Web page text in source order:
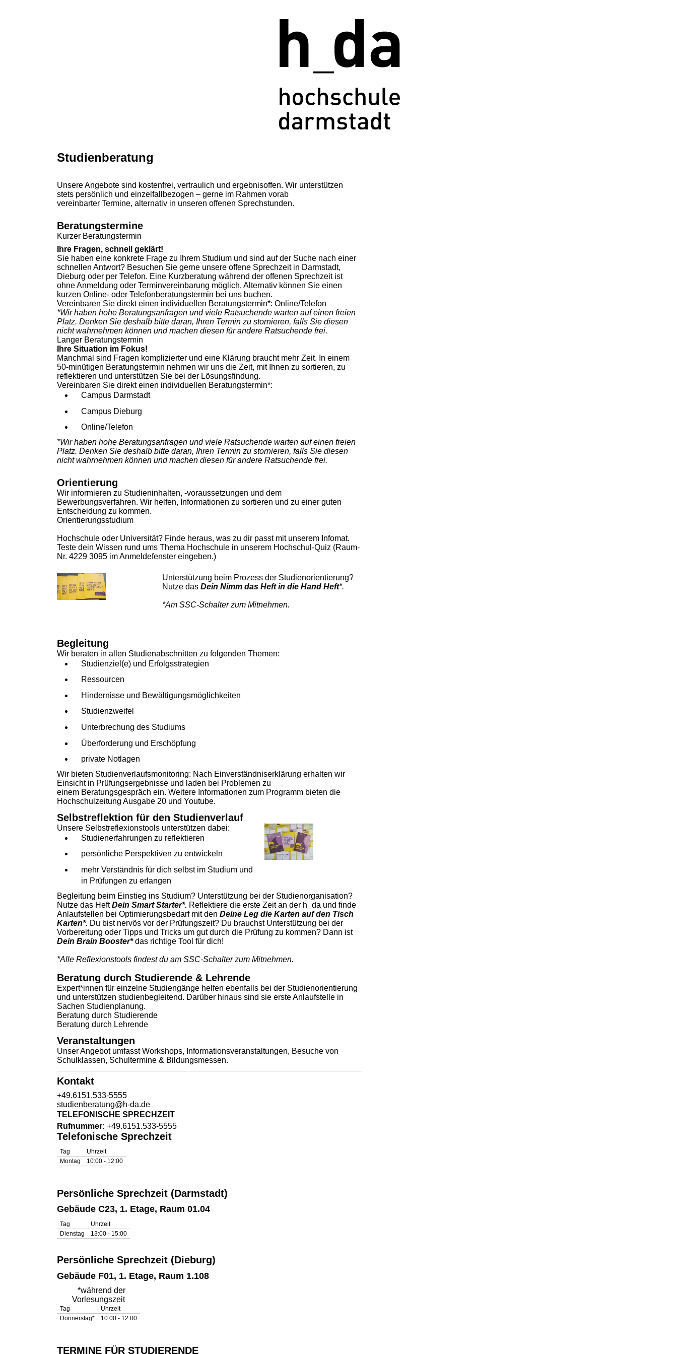
Studienberatung
Unsere Angebote sind kostenfrei, vertraulich und ergebnisoffen. Wir unterstützen
stets persönlich und einzelfallbezogen – gerne im Rahmen vorab
vereinbarter Termine, alternativ in unseren offenen Sprechstunden.
Beratungstermine
Kurzer Beratungstermin
Ihre Fragen, schnell geklärt!
Sie haben eine konkrete Frage zu Ihrem Studium und sind auf der Suche nach einer
schnellen Antwort? Besuchen Sie gerne unsere offene Sprechzeit in Darmstadt,
Dieburg oder per Telefon. Eine Kurzberatung während der offenen Sprechzeit ist
ohne Anmeldung oder Terminvereinbarung möglich. Alternativ können Sie einen
kurzen Online- oder Telefonberatungstermin bei uns buchen.
Vereinbaren Sie direkt einen individuellen Beratungstermin*:Online/Telefon
*Wir haben hohe Beratungsanfragen und viele Ratsuchende warten auf einen freien
Platz. Denken Sie deshalb bitte daran, Ihren Termin zu stornieren, falls Sie diesen
nicht wahrnehmen können und machen diesen für andere Ratsuchende frei.
Langer Beratungstermin
Ihre Situation im Fokus!
Manchmal sind Fragen komplizierter und eine Klärung braucht mehr Zeit. In einem
50-minütigen Beratungstermin nehmen wir uns die Zeit, mit Ihnen zu sortieren, zu
reflektieren und unterstützen Sie bei der Lösungsfindung.
Vereinbaren Sie direkt einen individuellen Beratungstermin*:
Campus Darmstadt
Campus Dieburg
Online/Telefon
*Wir haben hohe Beratungsanfragen und viele Ratsuchende warten auf einen freien
Platz. Denken Sie deshalb bitte daran, Ihren Termin zu stornieren, falls Sie diesen
nicht wahrnehmen können und machen diesen für andere Ratsuchende frei.
Orientierung
Wir informieren zu Studieninhalten, -voraussetzungen und dem
Bewerbungsverfahren. Wir helfen, Informationen zu sortieren und zu einer guten
Entscheidung zu kommen.
Orientierungsstudium
Hochschule oder Universität? Finde heraus, was zu dir passt mit unserem Infomat.
Teste dein Wissen rund ums Thema Hochschule in unserem Hochschul-Quiz (Raum-
Nr. 4229 3095 im Anmeldefenster eingeben.)
Unterstützung beim Prozess der Studienorientierung?
Nutze dasDein Nimm das Heft in die Hand Heft*.
*Am SSC-Schalter zum Mitnehmen.
Begleitung
Wir beraten in allen Studienabschnitten zu folgenden Themen:
Studienziel(e) und Erfolgsstrategien
Ressourcen
Hindernisse und Bewältigungsmöglichkeiten
Studienzweifel
Unterbrechung des Studiums
Überforderung und Erschöpfung
private Notlagen
Wir bieten Studienverlaufsmonitoring: Nach Einverständniserklärung erhalten wir
Einsicht in Prüfungsergebnisse und laden bei Problemen zu
einem Beratungsgespräch ein. Weitere Informationen zum Programm bieten die
HochschulzeitungAusgabe 20 undYoutube.
Selbstreflektion für den Studienverlauf
Unsere Selbstreflexionstools unterstützen dabei:
Studienerfahrungen zu reflektieren
persönliche Perspektiven zu entwickeln
mehr Verständnis für dich selbst im Studium und
in Prüfungen zu erlangen
Begleitung beim Einstieg ins Studium? Unterstützung bei der Studienorganisation?
Nutze das HeftDein Smart Starter*. Reflektiere die erste Zeit an der h_da und finde
Anlaufstellen bei Optimierungsbedarf mit denDeine Leg die Karten auf den Tisch
Karten*. Du bist nervös vor der Prüfungszeit? Du brauchst Unterstützung bei der
Vorbereitung oder Tipps und Tricks um gut durch die Prüfung zu kommen? Dann ist
Dein Brain Booster*das richtige Tool für dich!
*Alle Reflexionstools findest du am SSC-Schalter zum Mitnehmen.
Beratung durch Studierende & Lehrende
Expert*innen für einzelne Studiengänge helfen ebenfalls bei der Studienorientierung
und unterstützen studienbegleitend. Darüber hinaus sind sie erste Anlaufstelle in
Sachen Studienplanung.
Beratung durch Studierende
Beratung durch Lehrende
Veranstaltungen
UnserAngebotumfasst Workshops, Informationsveranstaltungen, Besuche von
Schulklassen, Schultermine & Bildungsmessen.
Kontakt
+49.6151.533-5555
studienberatung@h-da.de
TELEFONISCHE SPRECHZEIT
Rufnummer: +49.6151.533-5555
Telefonische Sprechzeit
Tag
Uhrzeit
Montag
10:00 - 12:00
Persönliche Sprechzeit (Darmstadt)
Gebäude C23, 1. Etage, Raum 01.04
Tag
Uhrzeit
Dienstag
13:00 - 15:00
Persönliche Sprechzeit (Dieburg)
Gebäude F01, 1. Etage, Raum 1.108
*während der
Vorlesungszeit
Tag
Uhrzeit
Donnerstag*
10:00 - 12:00
TERMINE FÜR STUDIERENDE